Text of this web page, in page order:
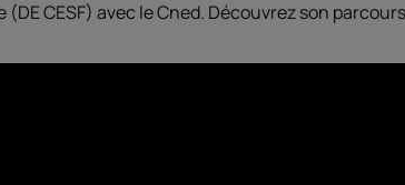
CESF) avec le Cned. Découvrez son